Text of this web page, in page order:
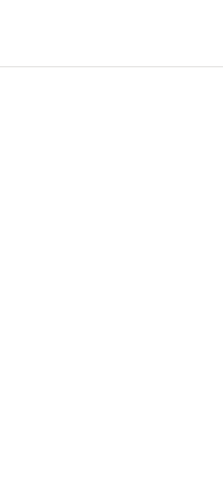
accueillants
depuis le jardin de l'hôtel ou savoure un
et coloré, un espace relaxant pour les